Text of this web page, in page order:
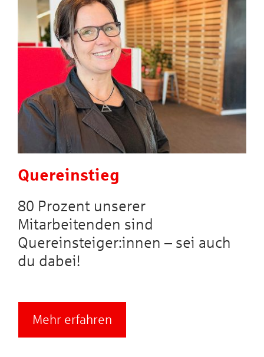
Quereinstieg
80 Prozent unserer
Mitarbeitenden sind
Quereinsteiger:innen – sei auch
du dabei!
Mehr erfahren